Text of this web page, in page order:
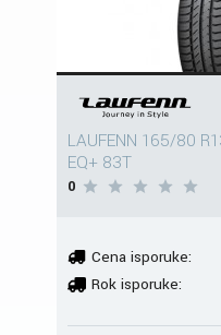
LAUFENN 165/80
EQ+ 83T
0
Cena isporuke:
Rok isporuke: